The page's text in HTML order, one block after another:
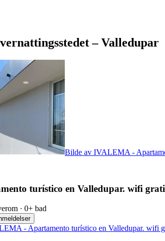
– Valledupar
Bilde av IVALEMA -
turístico en Valledupar. wifi
· 0+ bad
- Apartamento turístico en Valledupar. wifi